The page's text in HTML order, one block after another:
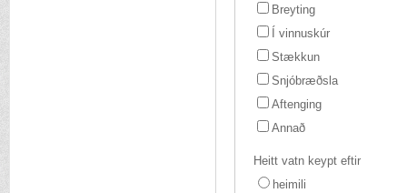
Breyting
Í vinnuskúr
Stækkun
Snjóbræðsla
Aftenging
Annað
Heitt vatn keypt eftir
heimili